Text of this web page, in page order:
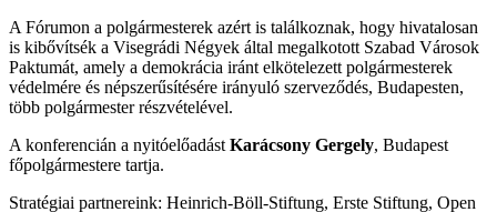
A Fórumon a polgármesterek azért is találkoznak, hogy hivatalosan
is kibővítsék a Visegrádi Négyek által megalkotott Szabad Városok
Paktumát, amely a demokrácia iránt elkötelezett polgármesterek
védelmére és népszerűsítésére irányuló szerveződés, Budapesten,
több polgármester részvételével.
A konferencián a nyitóelőadást Karácsony Gergely, Budapest
főpolgármestere tartja.
Stratégiai partnereink: Heinrich-Böll-Stiftung, Erste Stiftung, Open